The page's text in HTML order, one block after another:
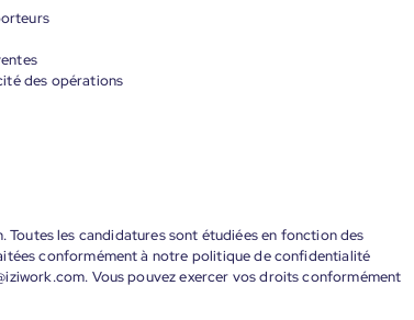
des opérations
les candidatures sont étudiées en fonction des
conformément à notre politique de confidentialité
Vous pouvez exercer vos droits conformément